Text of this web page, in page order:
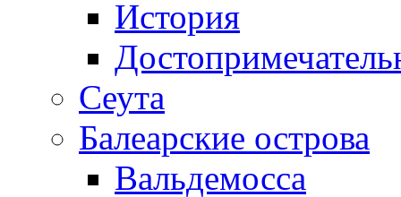
История
Сеута
Балеарские острова
Вальдемосса